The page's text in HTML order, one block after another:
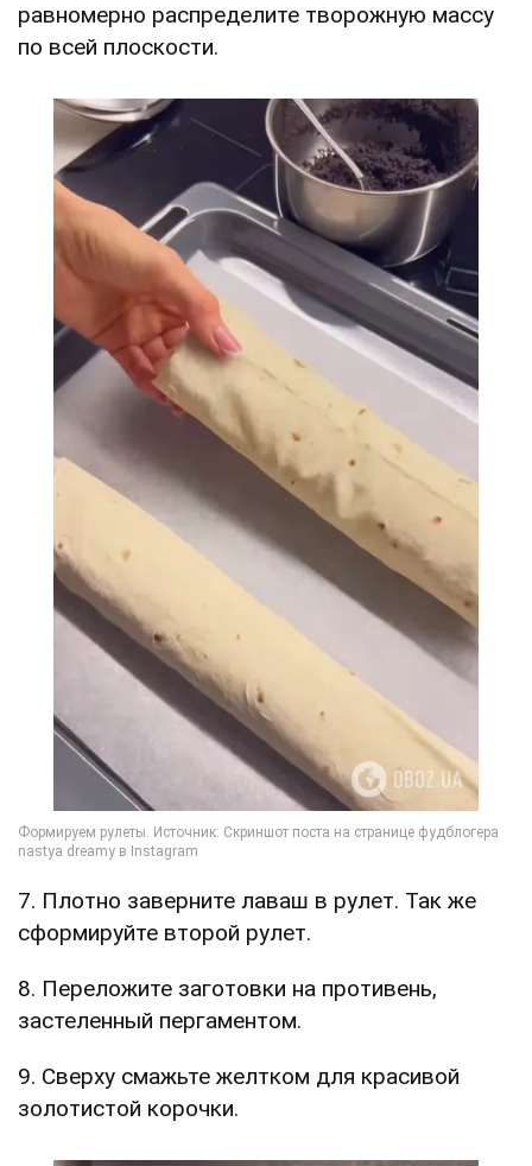
равномерно распределите творожную массу
по всей плоскости.
7. Плотно заверните лаваш в рулет. Так же
сформируйте второй рулет.
8. Переложите заготовки на противень,
застеленный пергаментом.
9. Сверху смажьте желтком для красивой
золотистой корочки.